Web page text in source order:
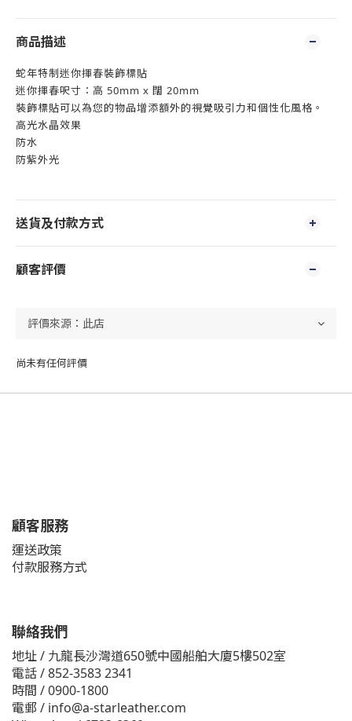
商品描述
蛇年特制迷你揮春裝飾標貼
迷你揮春呎寸：高 50mm x 闊 20mm
裝飾標貼可以為您的物品增添額外的視覺吸引力和個性化風格。
高光水晶效果
防水
防紫外光
送貨及付款方式
顧客評價
尚未有任何評價
顧客服務
運送政策
付款服務方式
聯絡我們
地址 / 九龍長沙灣道650號中國船舶大廈5樓502室
電話 / 852-3583 2341
時間 / 0900-1800
電郵 / info@a-starleather.com